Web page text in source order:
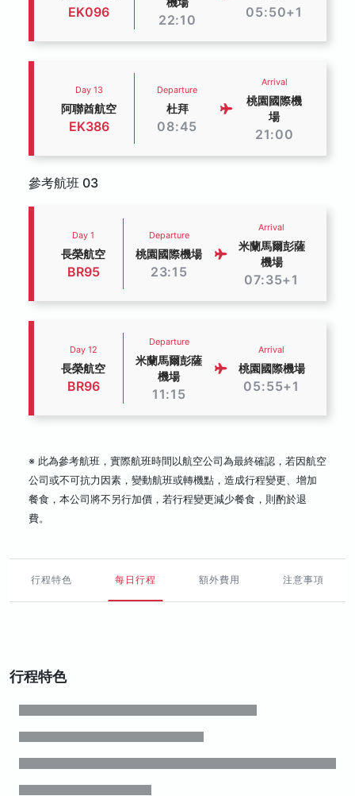
EK096 22:10 05:50+1
Day 13
阿聯酋航空
EK386
Departure
杜拜
08:45
Arrival
桃園國際機
場
21:00
參考航班 03
Day 1
長榮航空
BR95
Departure
桃園國際機場
23:15
Arrival
米蘭馬爾彭薩
機場
07:35+1
Day 12
長榮航空
BR96
Departure
米蘭馬爾彭薩
機場
11:15
Arrival
桃園國際機場
05:55+1
※ 此為參考航班，實際航班時間以航空公司為最終確認，若因航空
公司或不可抗力因素，變動航班或轉機點，造成行程變更、增加
餐食，本公司將不另行加價，若行程變更減少餐食，則酌於退
費。
行程特色 每日行程 額外費用 注意事項
行程特色